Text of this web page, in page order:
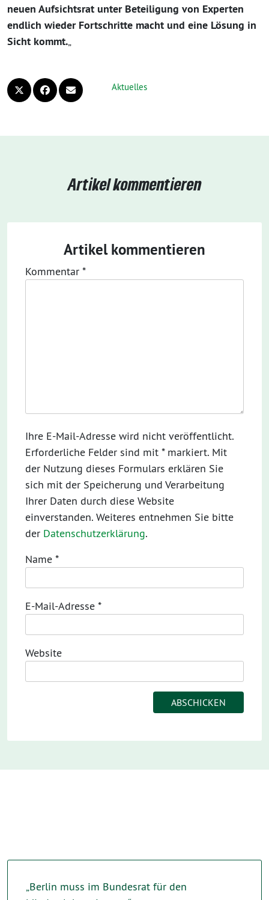
neuen Aufsichtsrat unter Beteiligung von Experten
endlich wieder Fortschritte macht und eine Lösung in
Sicht kommt.„
Aktuelles
Artikel kommentieren
Artikel kommentieren
Kommentar *
Ihre E-Mail-Adresse wird nicht veröffentlicht.
Erforderliche Felder sind mit * markiert. Mit
der Nutzung dieses Formulars erklären Sie
sich mit der Speicherung und Verarbeitung
Ihrer Daten durch diese Website
einverstanden. Weiteres entnehmen Sie bitte
der Datenschutzerklärung.
Name *
E-Mail-Adresse *
Website
„Berlin muss im Bundesrat für den